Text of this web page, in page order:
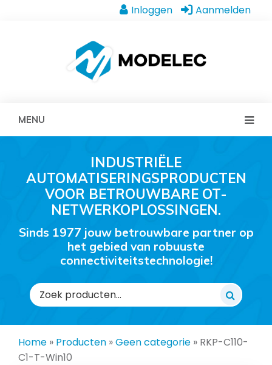
Inloggen Aanmelden
MENU
INDUSTRIËLE
AUTOMATISERINGSPRODUCTEN
VOOR BETROUWBARE OT-
NETWERKOPLOSSINGEN.
Sinds 1977 jouw betrouwbare partner op
het gebied van robuuste
connectiviteitstechnologie!
Zoeken
naar:
Home » Producten »Geen categorie » RKP-C110-
C1-T-Win10